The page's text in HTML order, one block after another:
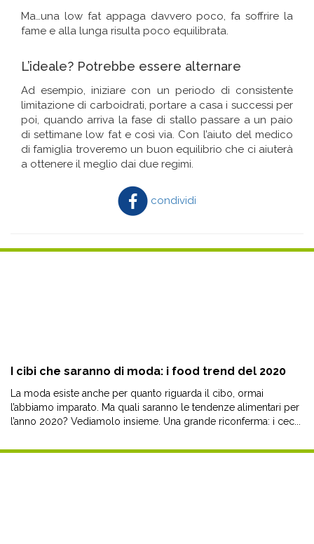
Ma…una low fat appaga davvero poco, fa soffrire la
fame e alla lunga risulta poco equilibrata.
L’ideale? Potrebbe essere alternare
Ad esempio, iniziare con un periodo di consistente
limitazione di carboidrati, portare a casa i successi per
poi, quando arriva la fase di stallo passare a un paio
di settimane low fat e così via. Con l’aiuto del medico
di famiglia troveremo un buon equilibrio che ci aiuterà
a ottenere il meglio dai due regimi.
condividi
I cibi che saranno di moda: i food trend del 2020
La moda esiste anche per quanto riguarda il cibo, ormai
l’abbiamo imparato. Ma quali saranno le tendenze alimentari per
l’anno 2020? Vediamolo insieme. Una grande riconferma: i cec...